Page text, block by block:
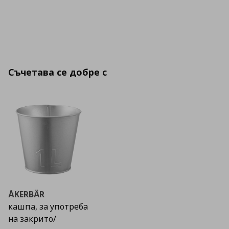
Съчетава се добре с
ÅKERBÄR
кашпа, за употреба
на закрито/